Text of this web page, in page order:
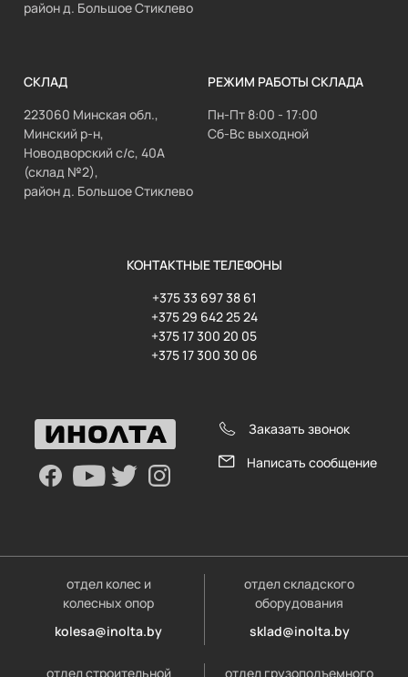
район д. Большое Стиклево
СКЛАД
223060 Минская обл.,
Минский р-н,
Новодворский с/с, 40А
(склад №2),
район д. Большое Стиклево
РЕЖИМ РАБОТЫ СКЛАДА
Пн-Пт 8:00 - 17:00
Сб-Вс выходной
КОНТАКТНЫЕ ТЕЛЕФОНЫ
+375 33 697 38 61
+375 29 642 25 24
+375 17 300 20 05
+375 17 300 30 06
Заказать звонок
Написать сообщение
отдел колес и
колесных опор
kolesa@inolta.by
отдел складского
оборудования
sklad@inolta.by
отдел строительной отдел грузоподъемного